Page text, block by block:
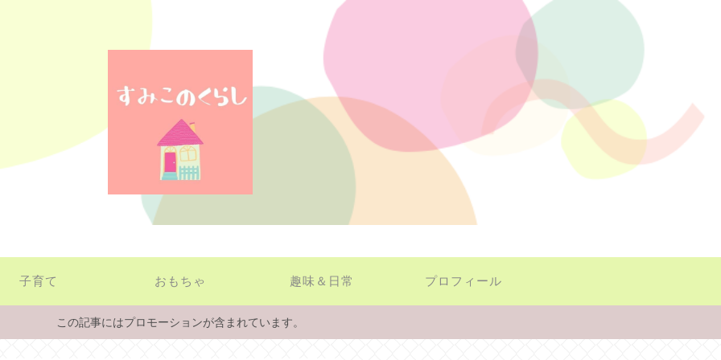
子育て おもちゃ 趣味＆日常 プロフィール
この記事にはプロモーションが含まれています。